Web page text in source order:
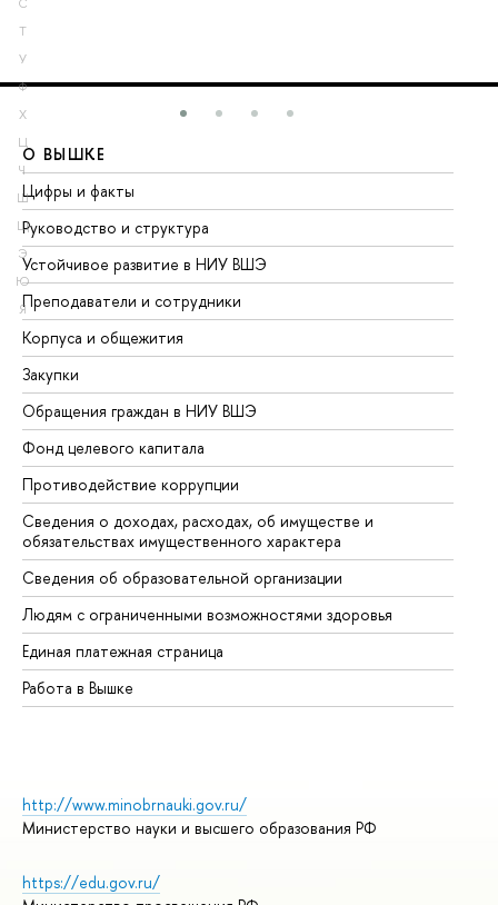
С
Т
У
Ф
Х
Ц
Ч
Ш
Щ
Э
Ю
Я
О ВЫШКЕ
Цифры и факты
Руководство и структура
Устойчивое развитие в НИУ ВШЭ
Преподаватели и сотрудники
Корпуса и общежития
Закупки
Обращения граждан в НИУ ВШЭ
Фонд целевого капитала
Противодействие коррупции
Сведения о доходах, расходах, об имуществе и
обязательствах имущественного характера
Сведения об образовательной организации
Людям с ограниченными возможностями здоровья
Единая платежная страница
Работа в Вышке
http://www.minobrnauki.gov.ru/
Министерство науки и высшего образования РФ
https://edu.gov.ru/